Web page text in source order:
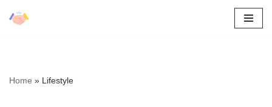
Home » Lifestyle